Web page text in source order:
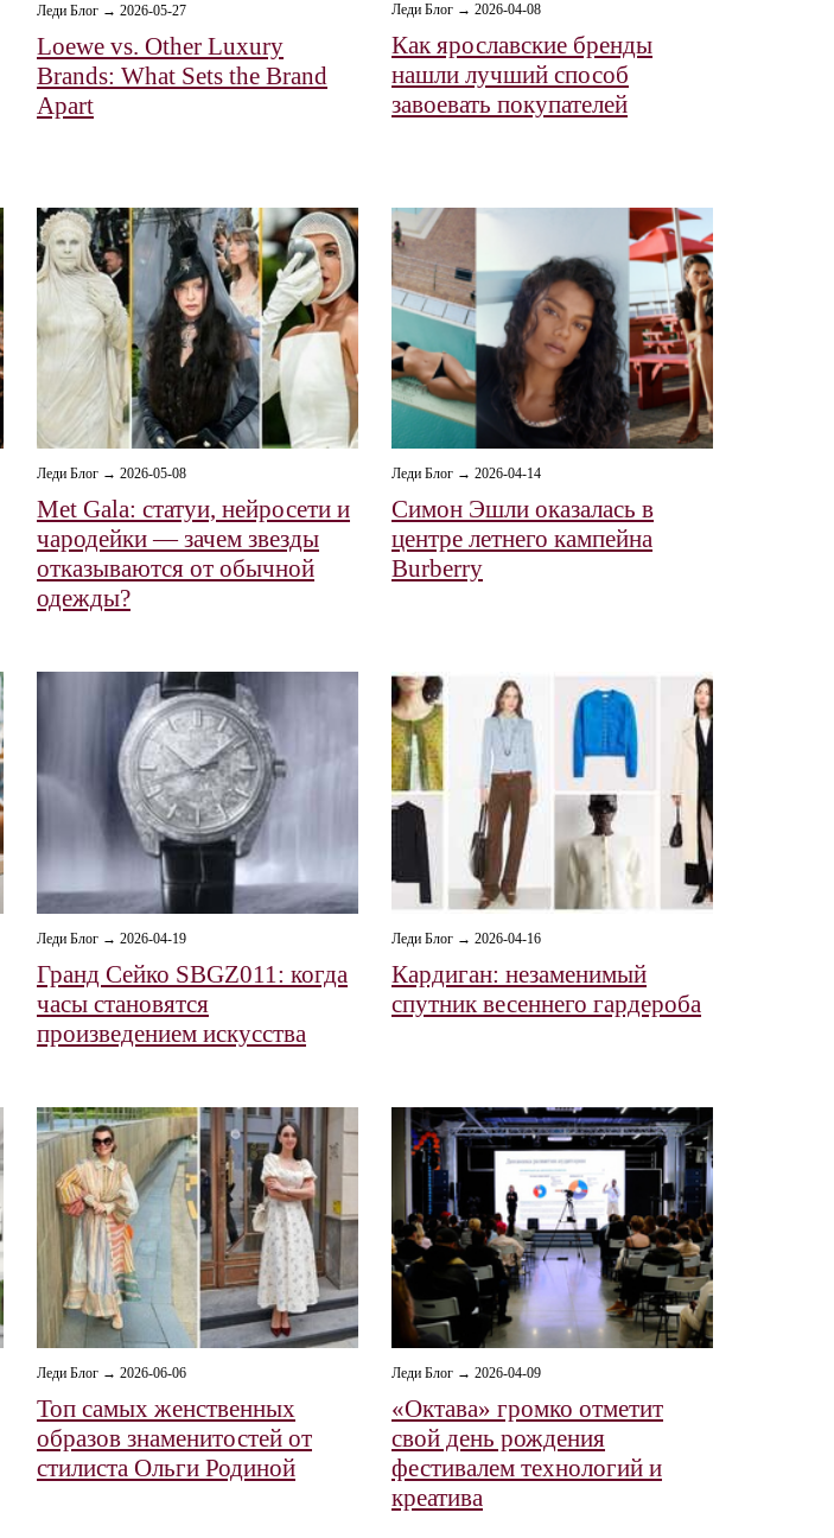
Леди Блог → 2026-05-27
Loewe vs. Other Luxury
Brands: What Sets the Brand
Apart
Леди Блог → 2026-04-08
Как ярославские бренды
нашли лучший способ
завоевать покупателей
Леди Блог → 2026-05-08
Met Gala: статуи, нейросети и
чародейки — зачем звезды
отказываются от обычной
одежды?
Леди Блог → 2026-04-14
Симон Эшли оказалась в
центре летнего кампейна
Burberry
Леди Блог → 2026-04-19
Гранд Сейко SBGZ011: когда
часы становятся
произведением искусства
Леди Блог → 2026-04-16
Кардиган: незаменимый
спутник весеннего гардероба
Леди Блог → 2026-06-06
Топ самых женственных
образов знаменитостей от
стилиста Ольги Родиной
Леди Блог → 2026-04-09
«Октава» громко отметит
свой день рождения
фестивалем технологий и
креатива